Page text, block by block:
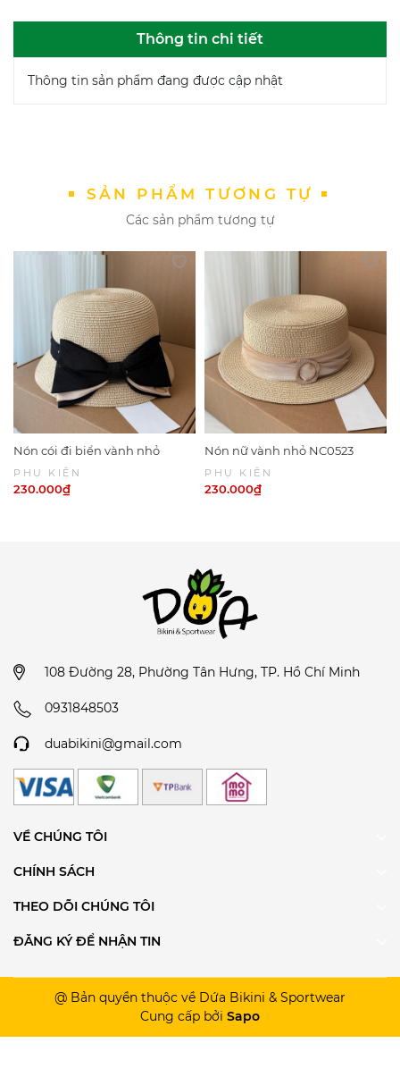
Thông tin chi tiết
Thông tin sản phẩm đang được cập nhật
SẢN PHẨM TƯƠNG TỰ
Các sản phẩm tương tự
Nón cói đi biển vành nhỏ
NC0524
PHỤ KIỆN
230.000₫
Nón nữ vành nhỏ NC0523
PHỤ KIỆN
230.000₫
108 Đường 28, Phường Tân Hưng, TP. Hồ Chí Minh
0931848503
duabikini@gmail.com
VỀ CHÚNG TÔI
CHÍNH SÁCH
THEO DÕI CHÚNG TÔI
ĐĂNG KÝ ĐỂ NHẬN TIN
@ Bản quyền thuộc về Dứa Bikini & Sportwear
Cung cấp bởi Sapo